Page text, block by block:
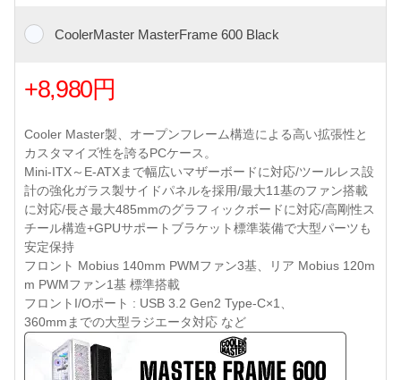
CoolerMaster MasterFrame 600 Black
+8,980円
Cooler Master製、オープンフレーム構造による高い拡張性と
カスタマイズ性を誇るPCケース。
Mini-ITX～E-ATXまで幅広いマザーボードに対応/ツールレス設
計の強化ガラス製サイドパネルを採用/最大11基のファン搭載
に対応/長さ最大485mmのグラフィックボードに対応/高剛性ス
チール構造+GPUサポートブラケット標準装備で大型パーツも
安定保持
フロント Mobius 140mm PWMファン3基、リア Mobius 120m
m PWMファン1基 標準搭載
フロントI/Oポート : USB 3.2 Gen2 Type-C×1、
360mmまでの大型ラジエータ対応 など